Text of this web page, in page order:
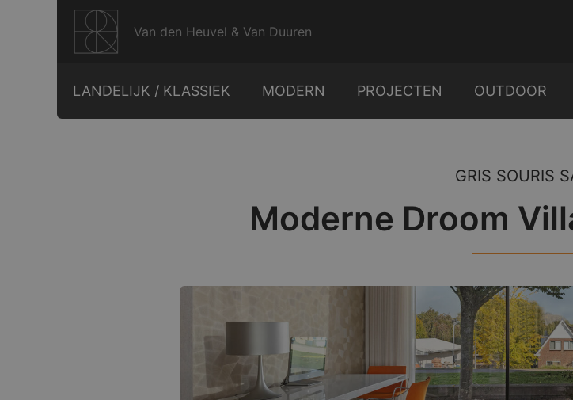
Van den Heuvel & Van Duuren
LANDELIJK / KLASSIEK MODERN PROJECTEN OUTDOOR
GRIS SOURIS
Moderne Droom